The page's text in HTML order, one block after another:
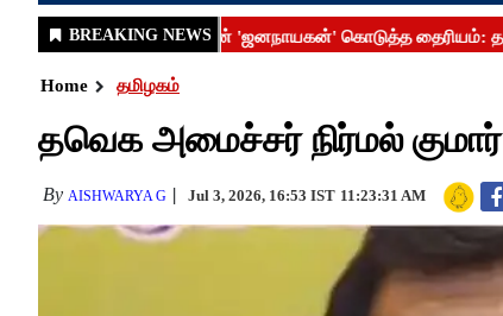
Home தமிழகம்
தவெக அமைச்சர் நிர்மல் குமார்
By AISHWARYA G Jul 3, 2026, 16:53 IST 11:23:31 AM